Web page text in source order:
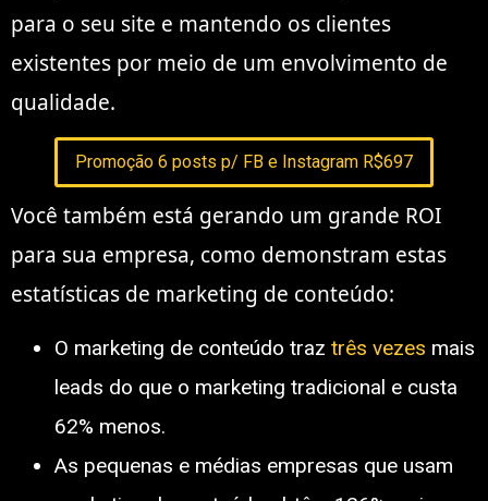
para o seu site e mantendo os clientes
existentes por meio de um envolvimento de
qualidade.
Promoção 6 posts p/ FB e Instagram R$697
Você também está gerando um grande ROI
para sua empresa, como demonstram estas
estatísticas de marketing de conteúdo:
O marketing de conteúdo traz três vezes mais
leads do que o marketing tradicional e custa
62% menos.
As pequenas e médias empresas que usam